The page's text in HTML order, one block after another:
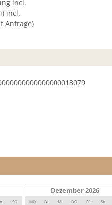
incl.
incl.
Anfrage)
SO
Dezember2026
MO DI MI DO FR SA